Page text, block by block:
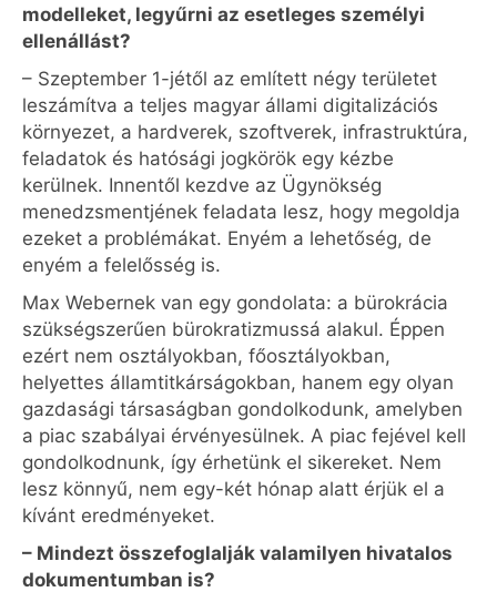
modelleket, legyűrni az esetleges személyi
ellenállást?
– Szeptember 1-jétől az említett négy területet
leszámítva a teljes magyar állami digitalizációs
környezet, a hardverek, szoftverek, infrastruktúra,
feladatok és hatósági jogkörök egy kézbe
kerülnek. Innentől kezdve az Ügynökség
menedzsmentjének feladata lesz, hogy megoldja
ezeket a problémákat. Enyém a lehetőség, de
enyém a felelősség is.
Max Webernek van egy gondolata: a bürokrácia
szükségszerűen bürokratizmussá alakul. Éppen
ezért nem osztályokban, főosztályokban,
helyettes államtitkárságokban, hanem egy olyan
gazdasági társaságban gondolkodunk, amelyben
a piac szabályai érvényesülnek. A piac fejével kell
gondolkodnunk, így érhetünk el sikereket. Nem
lesz könnyű, nem egy-két hónap alatt érjük el a
kívánt eredményeket.
– Mindezt összefoglalják valamilyen hivatalos
dokumentumban is?